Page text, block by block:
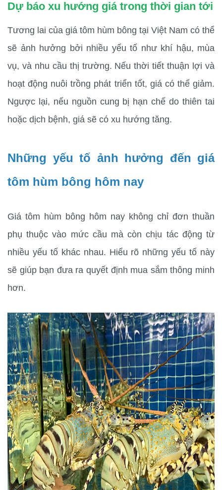
Dự báo xu hướng giá trong thời gian tới
Tương lai của giá tôm hùm bông tại Việt Nam có thể
sẽ ảnh hưởng bởi nhiều yếu tố như khí hậu, mùa
vụ, và nhu cầu thị trường. Nếu thời tiết thuận lợi và
hoạt động nuôi trồng phát triển tốt, giá có thể giảm.
Ngược lại, nếu nguồn cung bị hạn chế do thiên tai
hoặc dịch bệnh, giá sẽ có xu hướng tăng.
Những yếu tố ảnh hưởng đến giá
tôm hùm bông hôm nay
Giá tôm hùm bông hôm nay không chỉ đơn thuần
phụ thuộc vào mức cầu mà còn chịu tác động từ
nhiều yếu tố khác nhau. Hiểu rõ những yếu tố này
sẽ giúp bạn đưa ra quyết định mua sắm thông minh
hơn.